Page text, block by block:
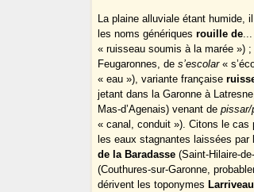
La plaine alluviale étant humide,
les noms génériquesrouille de...
« ruisseau soumis à la marée »)
Feugaronnes, des’escolar«
« eau »), variante française
jetant dans la Garonne à
Mas-d’Agenais) venant de
« canal, conduit »). Citons le cas
les eaux stagnantes laissées
de la Baradasse (Saint-Hilaire-
(Couthures-sur-Garonne,
dérivent les toponymes Larriveau